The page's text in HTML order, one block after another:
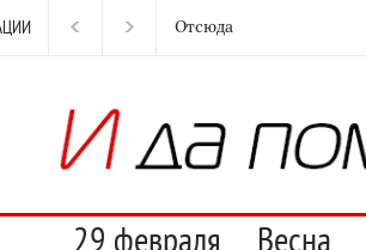
Отсюда
29 февраля Весна